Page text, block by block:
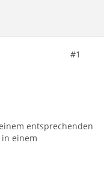
#1
entsprechenden
einem